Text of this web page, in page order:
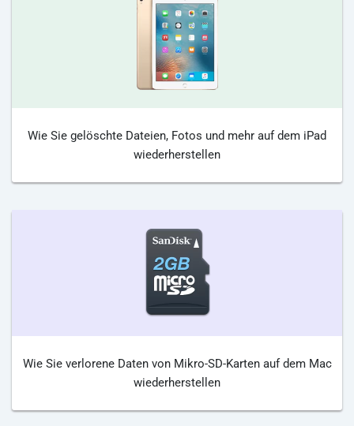
Wie Sie gelöschte Dateien, Fotos und mehr auf dem iPad
wiederherstellen
Wie Sie verlorene Daten von Mikro-SD-Karten auf dem Mac
wiederherstellen